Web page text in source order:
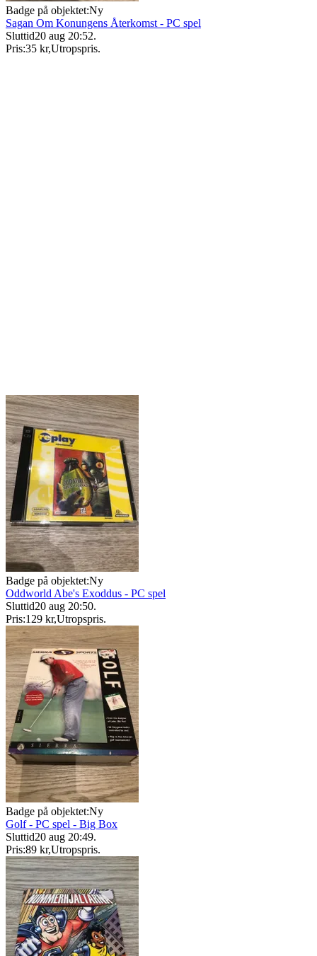
Badge på objektet:Ny
Sagan Om Konungens Återkomst - PC spel
Sluttid20 aug 20:52.
Pris:35 kr,Utropspris.
Badge på objektet:Ny
Oddworld Abe's Exoddus - PC spel
Sluttid20 aug 20:50.
Pris:129 kr,Utropspris.
Badge på objektet:Ny
Golf - PC spel - Big Box
Sluttid20 aug 20:49.
Pris:89 kr,Utropspris.